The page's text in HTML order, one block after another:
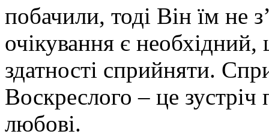
побачили, тоді Він їм не
очікування є
здатності сприйняти.
Воскреслого – це зустріч
любові.